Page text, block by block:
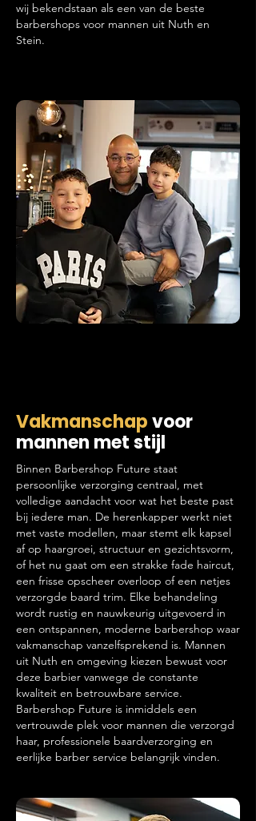
wij bekendstaan als een van de beste
barbershops voor mannen uit Nuth en
Stein.
Vakmanschapvoor
mannen met stijl
Binnen Barbershop Future staat
persoonlijke verzorging centraal, met
volledige aandacht voor wat het beste past
bij iedere man. De herenkapper werkt niet
met vaste modellen, maar stemt elk kapsel
af op haargroei, structuur en gezichtsvorm,
of het nu gaat om een strakke fade haircut,
een frisse opscheer overloop of een netjes
verzorgde baard trim. Elke behandeling
wordt rustig en nauwkeurig uitgevoerd in
een ontspannen, moderne barbershop waar
vakmanschap vanzelfsprekend is. Mannen
uit Nuth en omgeving kiezen bewust voor
deze barbier vanwege de constante
kwaliteit en betrouwbare service.
Barbershop Future is inmiddels een
vertrouwde plek voor mannen die verzorgd
haar, professionele baardverzorging en
eerlijke barber service belangrijk vinden.